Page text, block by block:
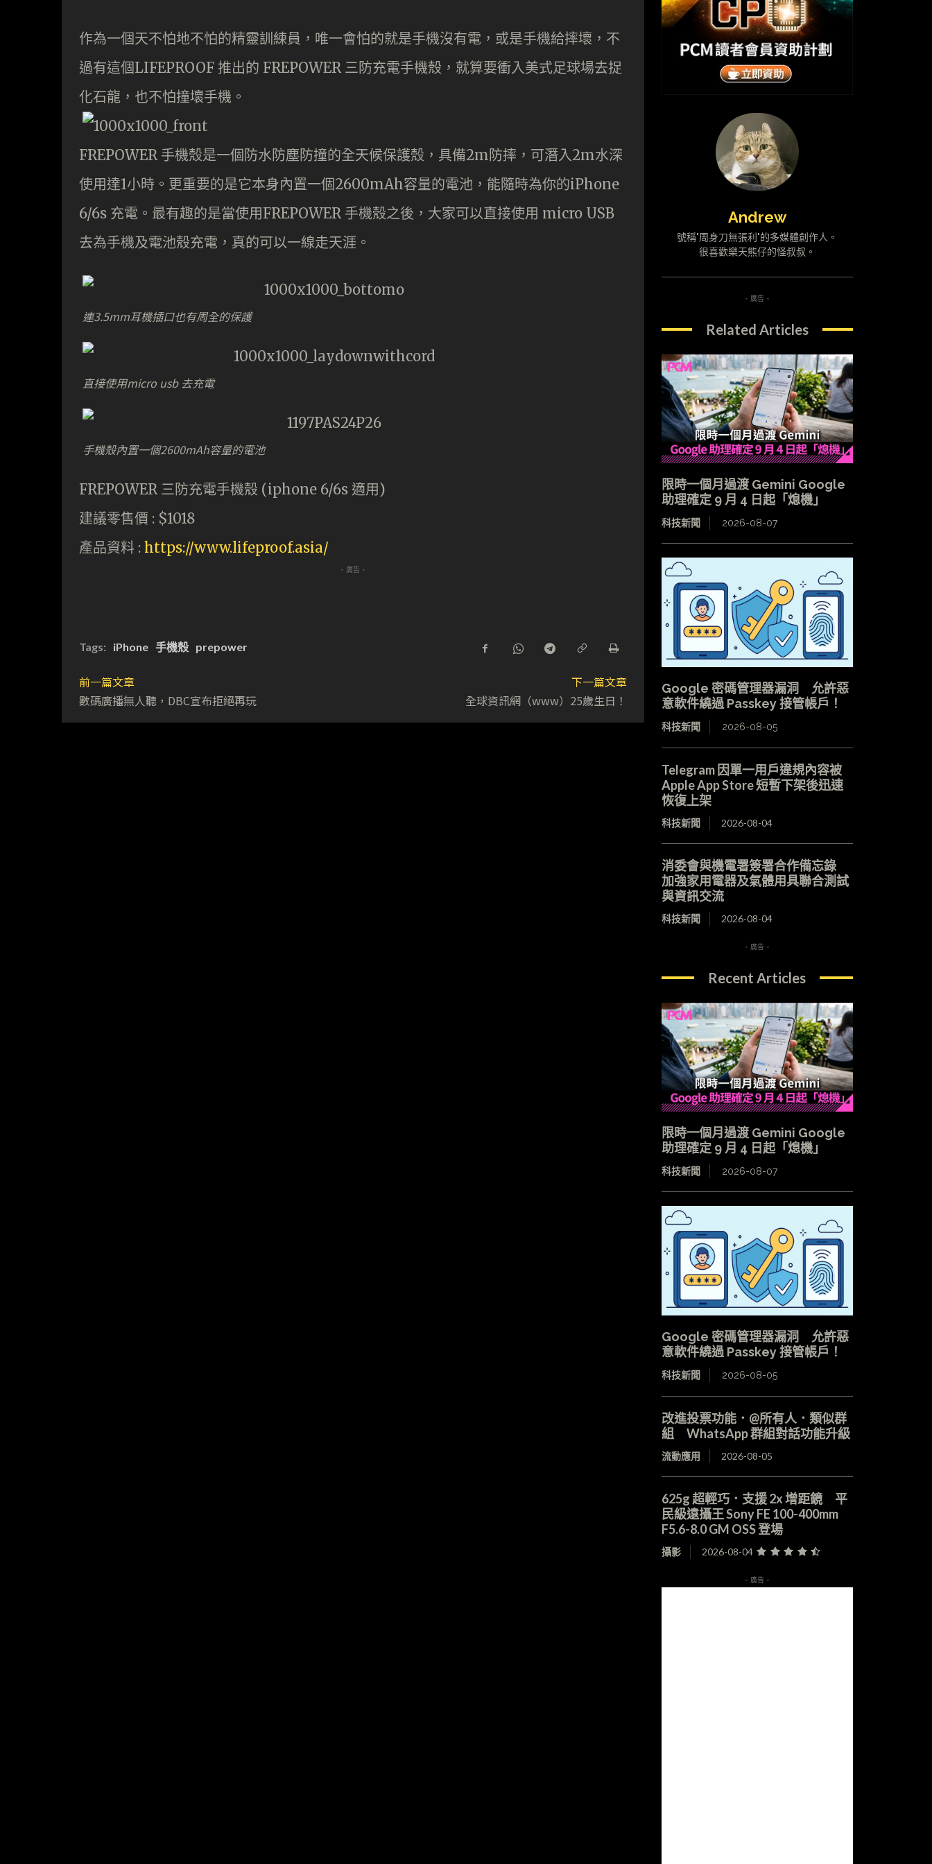
作為一個天不怕地不怕的精靈訓練員，唯一會怕的就是手機沒有電，或是手機給摔壞，不
過有這個LIFEPROOF 推出的 FREPOWER 三防充電手機殼，就算要衝入美式足球場去捉
化石龍，也不怕撞壞手機。
FREPOWER 手機殼是一個防水防塵防撞的全天候保護殼，具備2m防摔，可潛入2m水深
使用達1小時。更重要的是它本身內置一個2600mAh容量的電池，能隨時為你的iPhone
6/6s 充電。最有趣的是當使用FREPOWER 手機殼之後，大家可以直接使用 micro USB
去為手機及電池殼充電，真的可以一線走天涯。
連3.5mm耳機插口也有周全的保護
直接使用micro usb 去充電
手機殼內置一個2600mAh容量的電池
FREPOWER 三防充電手機殼 (iphone 6/6s 適用)
建議零售價 : $1018
產品資料 : https://www.lifeproof.asia/
- 廣告 -
Tags: iPhone 手機殼 prepower
前一篇文章
數碼廣播無人聽，DBC宣布拒絕再玩
下一篇文章
全球資訊網（www）25歲生日！
Andrew
號稱"周身刀無張利"的多媒體創作人。
很喜歡樂天熊仔的怪叔叔。
- 廣告 -
Related Articles
限時一個月過渡 Gemini Google
助理確定 9 月 4 日起「熄機」
科技新聞 2026-08-07
Google 密碼管理器漏洞 允許惡
意軟件繞過 Passkey 接管帳戶！
科技新聞 2026-08-05
Telegram 因單一用戶違規內容被
Apple App Store 短暫下架後迅速
恢復上架
科技新聞 2026-08-04
消委會與機電署簽署合作備忘錄
加強家用電器及氣體用具聯合測試
與資訊交流
科技新聞 2026-08-04
- 廣告 -
Recent Articles
限時一個月過渡 Gemini Google
助理確定 9 月 4 日起「熄機」
科技新聞 2026-08-07
Google 密碼管理器漏洞 允許惡
意軟件繞過 Passkey 接管帳戶！
科技新聞 2026-08-05
改進投票功能．@所有人．類似群
組 WhatsApp 群組對話功能升級
流動應用 2026-08-05
625g 超輕巧．支援 2x 增距鏡 平
民級遠攝王 Sony FE 100-400mm
F5.6-8.0 GM OSS 登場
攝影 2026-08-04
- 廣告 -